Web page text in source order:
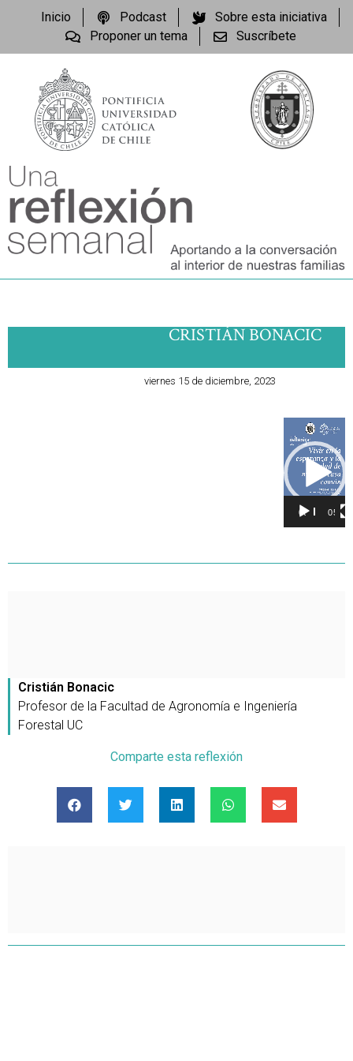
Inicio Podcast
Sobre esta iniciativa
Proponer un tema
Suscríbete
CRISTIÁN BONACIC
viernes 15 de diciembre, 2023
de
vídeo
00:00 05:27
Cristián Bonacic
Profesor de la Facultad de Agronomía e Ingeniería
Forestal UC
Comparte esta reflexión